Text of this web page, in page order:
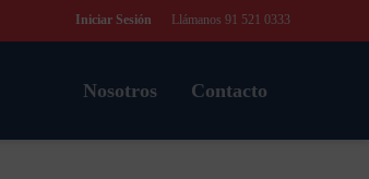
Iniciar Sesión Llámanos 91 521 0333
Nosotros Contacto